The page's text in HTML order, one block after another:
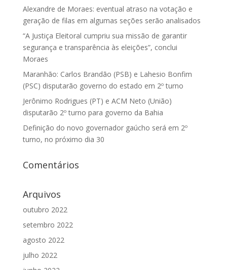
Alexandre de Moraes: eventual atraso na votação e
geração de filas em algumas seções serão analisados
“A Justiça Eleitoral cumpriu sua missão de garantir
segurança e transparência às eleições”, conclui
Moraes
Maranhão: Carlos Brandão (PSB) e Lahesio Bonfim
(PSC) disputarão governo do estado em 2º turno
Jerônimo Rodrigues (PT) e ACM Neto (União)
disputarão 2º turno para governo da Bahia
Definição do novo governador gaúcho será em 2º
turno, no próximo dia 30
Comentários
Arquivos
outubro 2022
setembro 2022
agosto 2022
julho 2022